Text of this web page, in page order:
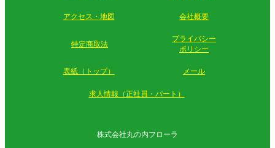
アクセス・地図 会社概要
特定商取法
プライバシー
ポリシー
表紙（トップ） メール
求人情報（正社員・パート）
株式会社丸の内フローラ